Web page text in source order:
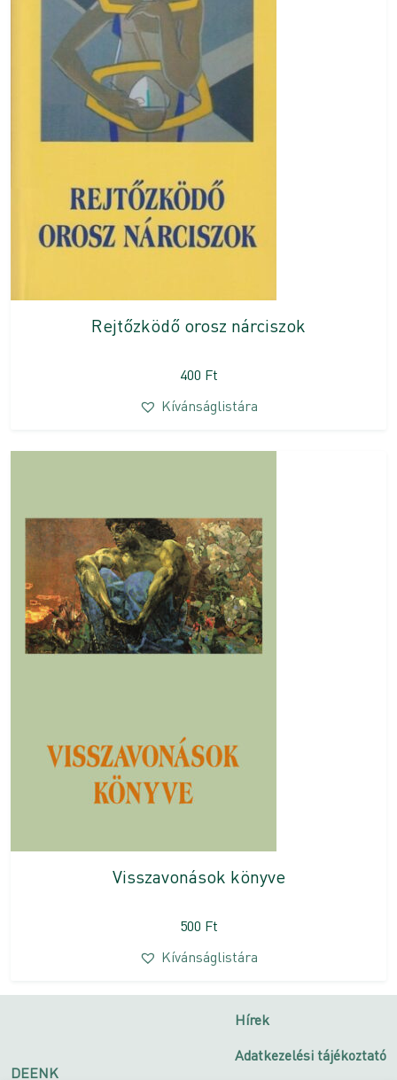
Rejtőzködő orosz nárciszok
400 Ft
Kívánságlistára
Visszavonások könyve
500 Ft
Kívánságlistára
DEENK
Hírek
Adatkezelési tájékoztató